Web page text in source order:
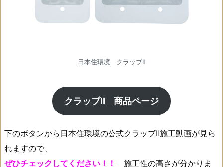
日本住環境 クラッブⅡ
クラッブⅡ 商品ページ
下のボタンから日本住環境の公式クラッブⅡ施工動画が見ら
れますので、
ぜひチェックしてください！！
施工性の高さが分かりま